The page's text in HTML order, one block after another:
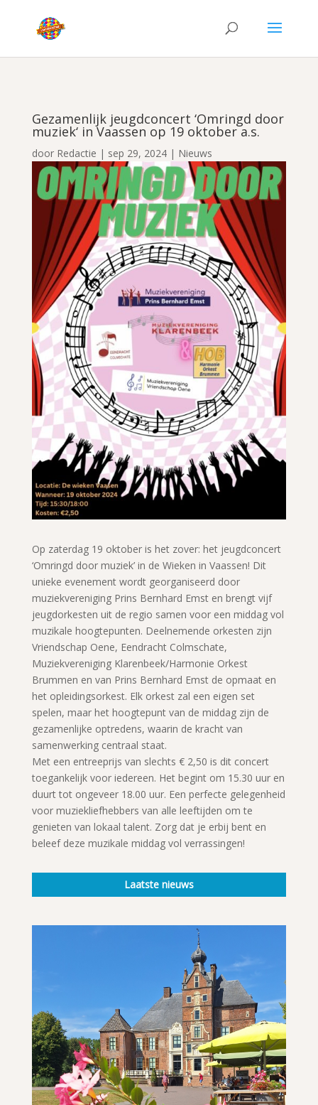
Gezamenlijk jeugdconcert ‘Omringd door
muziek‘ in Vaassen op 19 oktober a.s.
door Redactie | sep 29, 2024| Nieuws
Op zaterdag 19 oktober is het zover: het jeugdconcert
‘Omringd door muziek’ in de Wieken in Vaassen! Dit
unieke evenement wordt georganiseerd door
muziekvereniging Prins Bernhard Emst en brengt vijf
jeugdorkesten uit de regio samen voor een middag vol
muzikale hoogtepunten. Deelnemende orkesten zijn
Vriendschap Oene, Eendracht Colmschate,
Muziekvereniging Klarenbeek/Harmonie Orkest
Brummen en van Prins Bernhard Emst de opmaat en
het opleidingsorkest. Elk orkest zal een eigen set
spelen, maar het hoogtepunt van de middag zijn de
gezamenlijke optredens, waarin de kracht van
samenwerking centraal staat.
Met een entreeprijs van slechts € 2,50 is dit concert
toegankelijk voor iedereen. Het begint om 15.30 uur en
duurt tot ongeveer 18.00 uur. Een perfecte gelegenheid
voor muziekliefhebbers van alle leeftijden om te
genieten van lokaal talent. Zorg dat je erbij bent en
beleef deze muzikale middag vol verrassingen!
Laatste nieuws